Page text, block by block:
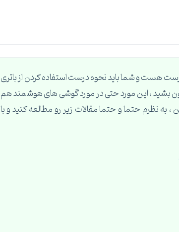
هست و شما باید نحوه درست استفاده کردن از باتری
بشید ، این مورد حتی در مورد گوشی های هوشمند هم
نظرم حتما و حتما مقالات زیر رو مطالعه کنید و با